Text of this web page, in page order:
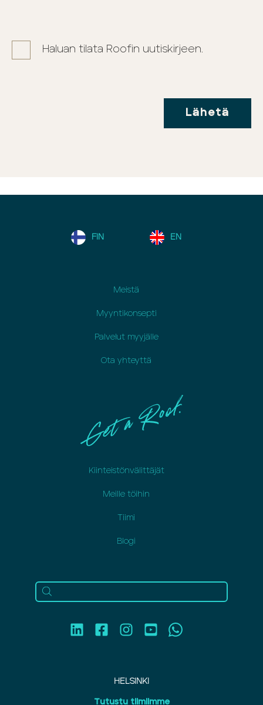
Haluan tilata Roofin uutiskirjeen.
Lähetä
FIN EN
Meistä
Myyntikonsepti
Palvelut myyjälle
Ota yhteyttä
Kiinteistönvälittäjät
Meille töihin
Tiimi
Blogi
HELSINKI
Tutustu tiimiimme